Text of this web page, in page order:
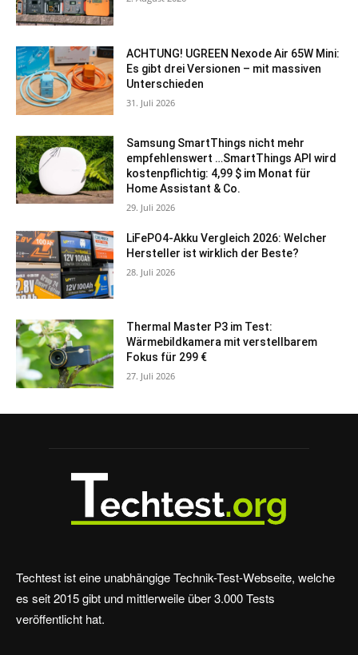
ACHTUNG! UGREEN Nexode Air 65W Mini:
Es gibt drei Versionen – mit massiven
Unterschieden
31. Juli 2026
Samsung SmartThings nicht mehr
empfehlenswert …SmartThings API wird
kostenpflichtig: 4,99 $ im Monat für
Home Assistant & Co.
29. Juli 2026
LiFePO4-Akku Vergleich 2026: Welcher
Hersteller ist wirklich der Beste?
28. Juli 2026
Thermal Master P3 im Test:
Wärmebildkamera mit verstellbarem
Fokus für 299 €
27. Juli 2026
Techtest ist eine unabhängige Technik-Test-Webseite, welche
es seit 2015 gibt und mittlerweile über 3.000 Tests
veröffentlicht hat.